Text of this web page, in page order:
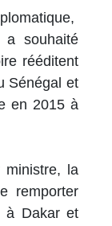
a souhaité
rééditent
Sénégal et
en 2015 à
ministre, la
remporter
à Dakar et